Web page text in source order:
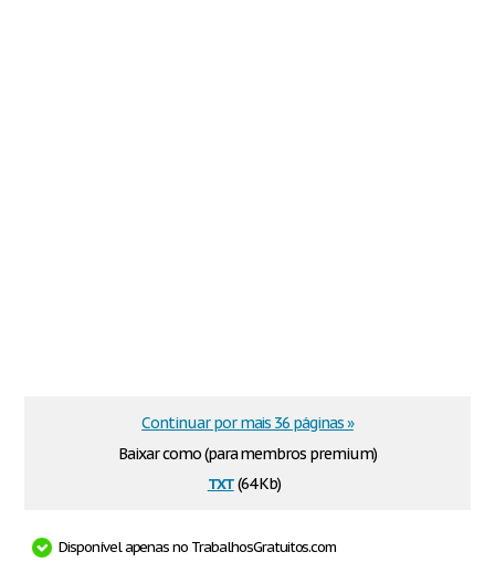
Baixar como (para membros premium)
txt(64 Kb)
Continuar por mais 36 páginas »
Disponível apenas no TrabalhosGratuitos.com